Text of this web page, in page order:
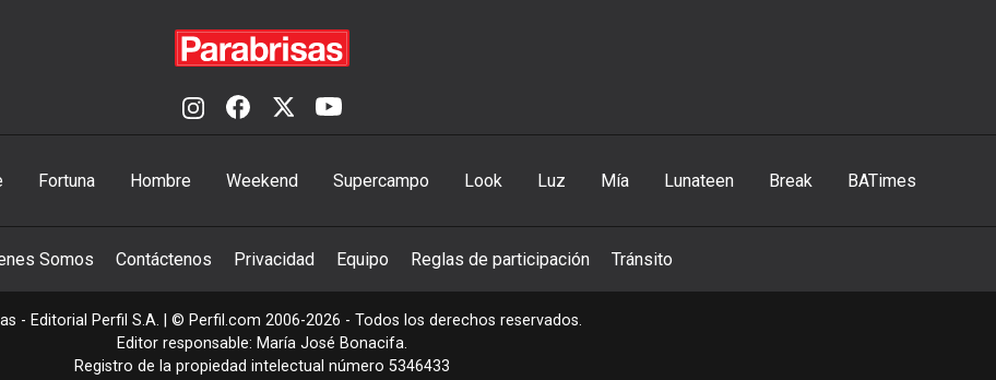
Fortuna Hombre Weekend Supercampo Look Luz Mía Lunateen Break BATimes
Somos Contáctenos Privacidad Equipo Reglas de participación Tránsito
- Editorial Perfil S.A. | © Perfil.com 2006-2026 - Todos los derechos reservados.
Editor responsable: María José Bonacifa.
Registro de la propiedad intelectual número 5346433